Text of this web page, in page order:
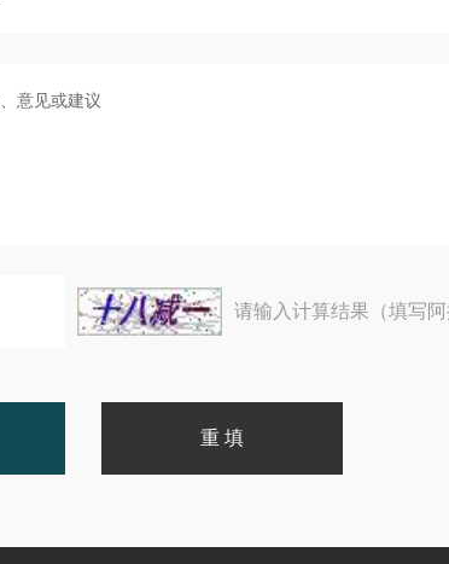
请输入计算结果（填写